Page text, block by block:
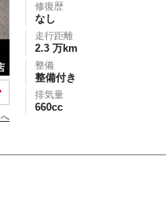
修復歴
なし
走行距離
2.3 万km
整備
整備付き
排気量
660cc